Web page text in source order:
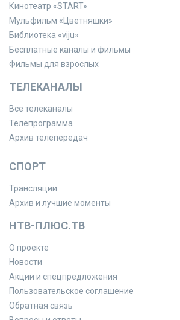
Кинотеатр «START»
Мульфильм «Цветняшки»
Библиотека «viju»
Бесплатные каналы и фильмы
Фильмы для взрослых
ТЕЛЕКАНАЛЫ
Все телеканалы
Телепрограмма
Архив телепередач
СПОРТ
Трансляции
Архив и лучшие моменты
НТВ-ПЛЮС.ТВ
О проекте
Новости
Акции и спецпредложения
Пользовательское соглашение
Обратная связь